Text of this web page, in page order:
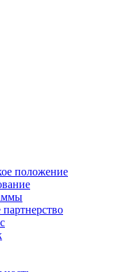
положение
партнерство